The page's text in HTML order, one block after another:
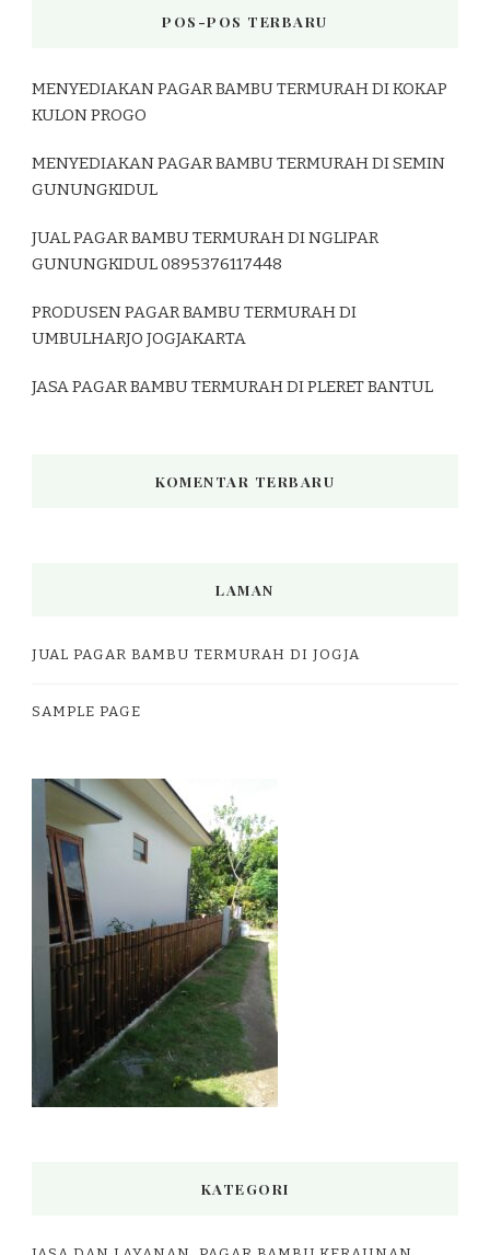
POS-POS TERBARU
MENYEDIAKAN PAGAR BAMBU TERMURAH DI KOKAP
KULON PROGO
MENYEDIAKAN PAGAR BAMBU TERMURAH DI SEMIN
GUNUNGKIDUL
JUAL PAGAR BAMBU TERMURAH DI NGLIPAR
GUNUNGKIDUL 0895376117448
PRODUSEN PAGAR BAMBU TERMURAH DI
UMBULHARJO JOGJAKARTA
JASA PAGAR BAMBU TERMURAH DI PLERET BANTUL
KOMENTAR TERBARU
LAMAN
JUAL PAGAR BAMBU TERMURAH DI JOGJA
SAMPLE PAGE
KATEGORI